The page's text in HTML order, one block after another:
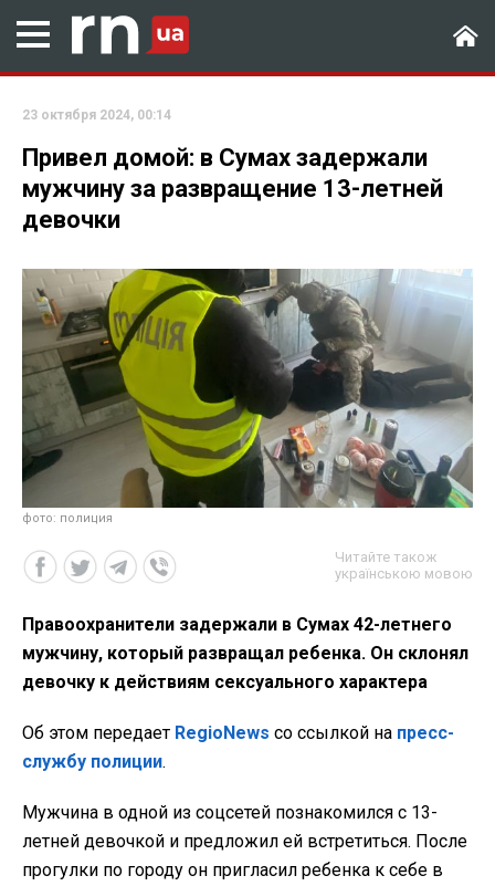
23 октября 2024, 00:14
Привел домой: в Сумах задержали
мужчину за развращение 13-летней
девочки
фото: полиция
Читайте також
українською мовою
Правоохранители задержали в Сумах 42-летнего
мужчину, который развращал ребенка. Он склонял
девочку к действиям сексуального характера
Об этом передает RegioNews со ссылкой на пресс-
службу полиции.
Мужчина в одной из соцсетей познакомился с 13-
летней девочкой и предложил ей встретиться. После
прогулки по городу он пригласил ребенка к себе в